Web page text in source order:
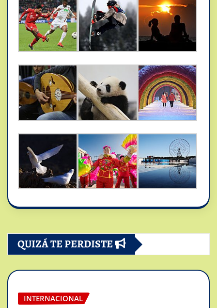
QUIZÁ TE PERDISTE
INTERNACIONAL